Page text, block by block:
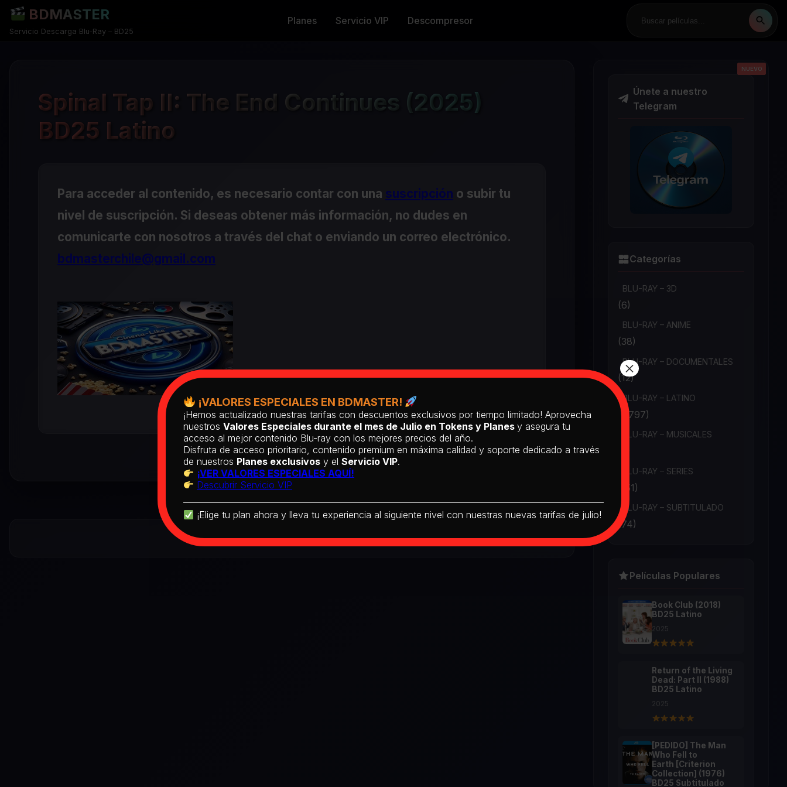
BDMASTER
Servicio Descarga Blu-Ray – BD25
Planes Servicio VIP Descompresor
Spinal Tap II: The End Continues (2025)
BD25 Latino
Para acceder al contenido, es necesario contar con una suscripción o subir tu
nivel de suscripción. Si deseas obtener más información, no dudes en
comunicarte con nosotros a través del chat o enviando un correo electrónico.
bdmasterchile@gmail.com
Únete a nuestro
Telegram
Categorías
BLU-RAY – 3D
(6)
BLU-RAY – ANIME
(38)
BLU-RAY – DOCUMENTALES
(12)
BLU-RAY – LATINO
(1,797)
BLU-RAY – MUSICALES
BLU-RAY – SERIES
(151)
BLU-RAY – SUBTITULADO
(74)
Películas Populares
Book Club (2018)
BD25 Latino
2025
Return of the Living
Dead: Part II (1988)
BD25 Latino
2025
[PEDIDO] The Man
Who Fell to
Earth [Criterion
Collection] (1976)
BD25 Subtitulado
NUEVO
NUEVO
NUEVO
NUEVO
NUEVO
¡VALORES ESPECIALES EN BDMASTER!
¡Hemos actualizado nuestras tarifas con descuentos exclusivos por tiempo limitado! Aprovecha
nuestros Valores Especiales durante el mes de Julio en Tokens y Planes y asegura tu
acceso al mejor contenido Blu-ray con los mejores precios del año.
Disfruta de acceso prioritario, contenido premium en máxima calidad y soporte dedicado a través
de nuestros Planes exclusivosy el Servicio VIP.
¡VER VALORES ESPECIALES AQUÍ!
Descubrir Servicio VIP
¡Elige tu plan ahora y lleva tu experiencia al siguiente nivel con nuestras nuevas tarifas de julio!
×